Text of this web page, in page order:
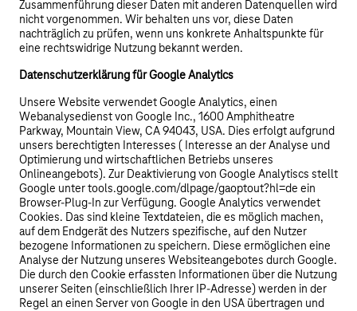
Zusammenführung dieser Daten mit anderen Datenquellen wird
nicht vorgenommen. Wir behalten uns vor, diese Daten
nachträglich zu prüfen, wenn uns konkrete Anhaltspunkte für
eine rechtswidrige Nutzung bekannt werden.
Datenschutzerklärung für Google Analytics
Unsere Website verwendet Google Analytics, einen
Webanalysedienst von Google Inc., 1600 Amphitheatre
Parkway, Mountain View, CA 94043, USA. Dies erfolgt aufgrund
unsers berechtigten Interesses ( Interesse an der Analyse und
Optimierung und wirtschaftlichen Betriebs unseres
Onlineangebots). Zur Deaktivierung von Google Analytiscs stellt
Google unter tools.google.com/dlpage/gaoptout?hl=de ein
Browser-Plug-In zur Verfügung. Google Analytics verwendet
Cookies. Das sind kleine Textdateien, die es möglich machen,
auf dem Endgerät des Nutzers spezifische, auf den Nutzer
bezogene Informationen zu speichern. Diese ermöglichen eine
Analyse der Nutzung unseres Websiteangebotes durch Google.
Die durch den Cookie erfassten Informationen über die Nutzung
unserer Seiten (einschließlich Ihrer IP-Adresse) werden in der
Regel an einen Server von Google in den USA übertragen und